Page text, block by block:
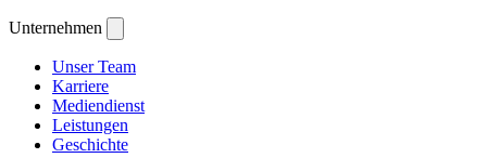
Unternehmen
Unser Team
Karriere
Mediendienst
Leistungen
Geschichte